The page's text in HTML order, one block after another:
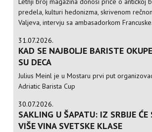
predela, kulturi hedonizma, skrivenom
Valjeva, intervju sa ambasadorkom
31.07.2026.
KAD SE NAJBOLJE BARISTE
SU DECA
Julius Meinl je u Mostaru prvi put
Adriatic Barista Cup
30.07.2026.
SAKLING U ŠAPATU: IZ SRBIJE
VIŠE VINA SVETSKE KLASE